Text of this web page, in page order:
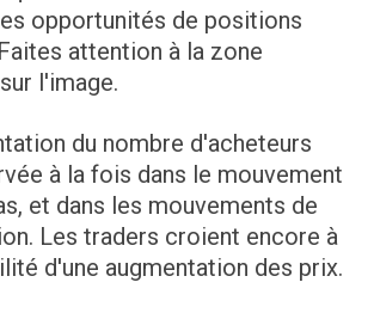
opportunités de positions
attention à la zone
l'image.
du nombre d'acheteurs
à la fois dans le mouvement
et dans les mouvements de
Les traders croient encore à
d'une augmentation des prix.